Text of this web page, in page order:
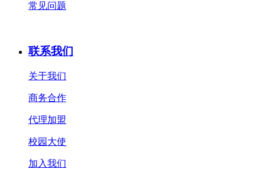
常见问题
联系我们
关于我们
商务合作
代理加盟
校园大使
加入我们